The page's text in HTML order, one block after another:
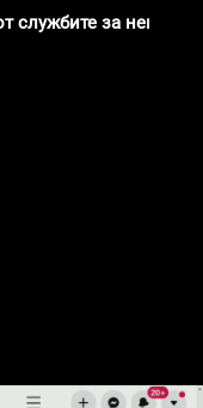
службите за